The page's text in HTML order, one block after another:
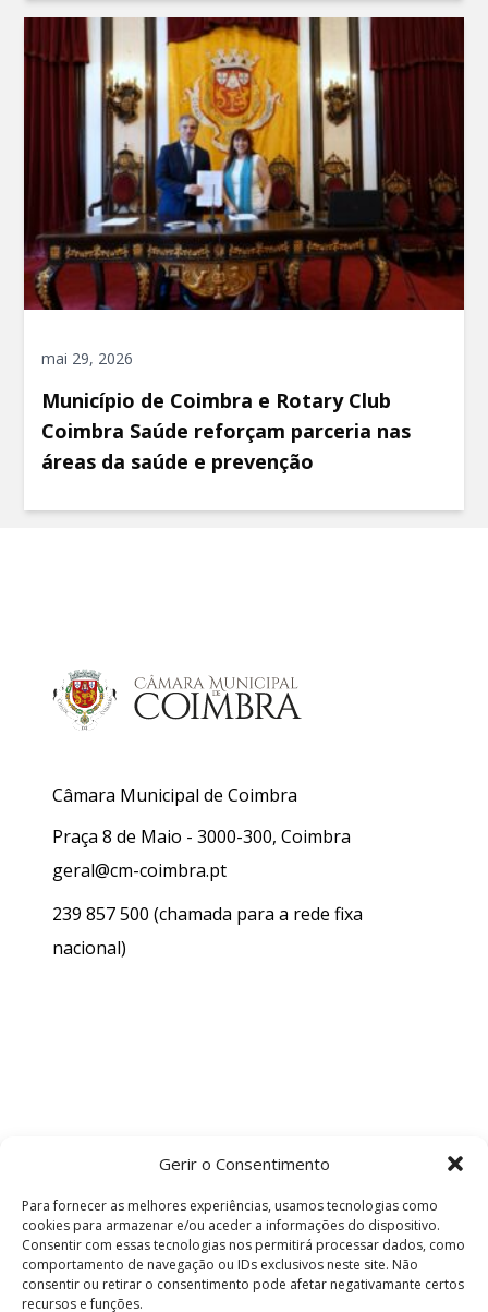
Gerir o Consentimento
Para fornecer as melhores experiências, usamos tecnologias como
cookies para armazenar e/ou aceder a informações do dispositivo.
Consentir com essas tecnologias nos permitirá processar dados, como
comportamento de navegação ou IDs exclusivos neste site. Não
consentir ou retirar o consentimento pode afetar negativamante certos
recursos e funções.
mai 29, 2026
Município de Coimbra e Rotary Club
Coimbra Saúde reforçam parceria nas
áreas da saúde e prevenção
Câmara Municipal de Coimbra
Praça 8 de Maio - 3000-300, Coimbra
geral@cm-coimbra.pt
239 857 500 (chamada para a rede fixa
nacional)